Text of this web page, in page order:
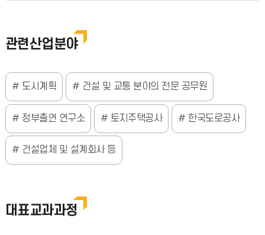
관련산업분야
도시계획 건설 및 교통 분야의 전문 공무원
정부출연 연구소 토지주택공사 한국도로공사
건설업체 및 설계회사 등
대표교과과정